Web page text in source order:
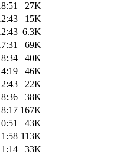
27K
15K
6.3K
69K
40K
46K
22K
38K
167K
43K
113K
33K